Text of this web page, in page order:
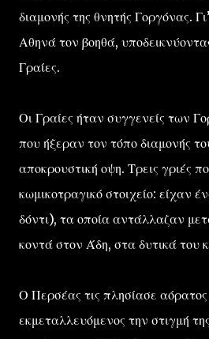
διαμονής της θνητής Γοργόνας.
Αθηνά τον βοηθά,
Γραίες.
Οι Γραίες ήταν συγγενείς των
που ήξεραν τον τόπο διαμονής
αποκρουστική οψη. Τρεις γριές
κωμικοτραγικό στοιχείο: είχαν
δόντι), τα οποία αντάλλαζαν
κοντά στον Άδη, στα δυτικά του
Ο Περσέας τις πλησίασε αόρατος
εκμεταλλευόμενος την στιγμή